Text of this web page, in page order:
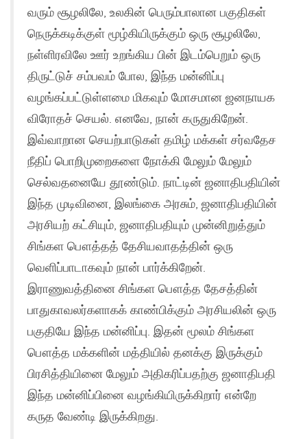
வரும் சூழலிலே, உலகின் பெரும்பாலான பகுதிகள்
நெருக்கடிக்குள் மூழ்கியிருக்கும் ஒரு சூழலிலே,
நள்ளிரவிலே ஊர் உறங்கிய பின் இடம்பெறும் ஒரு
திருட்டுச் சம்பவம் போல, இந்த மன்னிப்பு
வழங்கப்பட்டுள்ளமை மிகவும் மோசமான ஜனநாயக
விரோதச் செயல். எனவே, நான் கருதுகிறேன்.
இவ்வாறான செயற்பாடுகள் தமிழ் மக்கள் சர்வதேச
நீதிப் பொறிமுறைகளை நோக்கி மேலும் மேலும்
செல்வதனையே தூண்டும். நாட்டின் ஜனாதிபதியின்
இந்த முடிவினை, இலங்கை அரசும், ஜனாதிபதியின்
அரசியற் கட்சியும், ஜனாதிபதியும் முன்னிறுத்தும்
சிங்கள பௌத்தத் தேசியவாதத்தின் ஒரு
வெளிப்பாடாகவும் நான் பார்க்கிறேன்.
இராணுவத்தினை சிங்கள பௌத்த தேசத்தின்
பாதுகாவலர்களாகக் காண்பிக்கும் அரசியலின் ஒரு
பகுதியே இந்த மன்னிப்பு. இதன் மூலம் சிங்கள
பௌத்த மக்களின் மத்தியில் தனக்கு இருக்கும்
பிரசித்தியினை மேலும் அதிகரிப்பதற்கு ஜனாதிபதி
இந்த மன்னிப்பினை வழங்கியிருக்கிறார் என்றே
கருத வேண்டி இருக்கிறது.